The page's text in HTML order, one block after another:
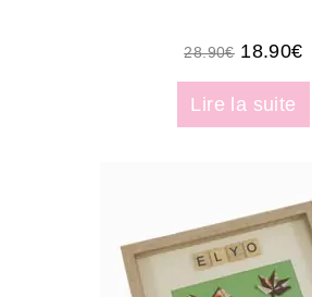
28.90€ 18.90€
Lire la suite